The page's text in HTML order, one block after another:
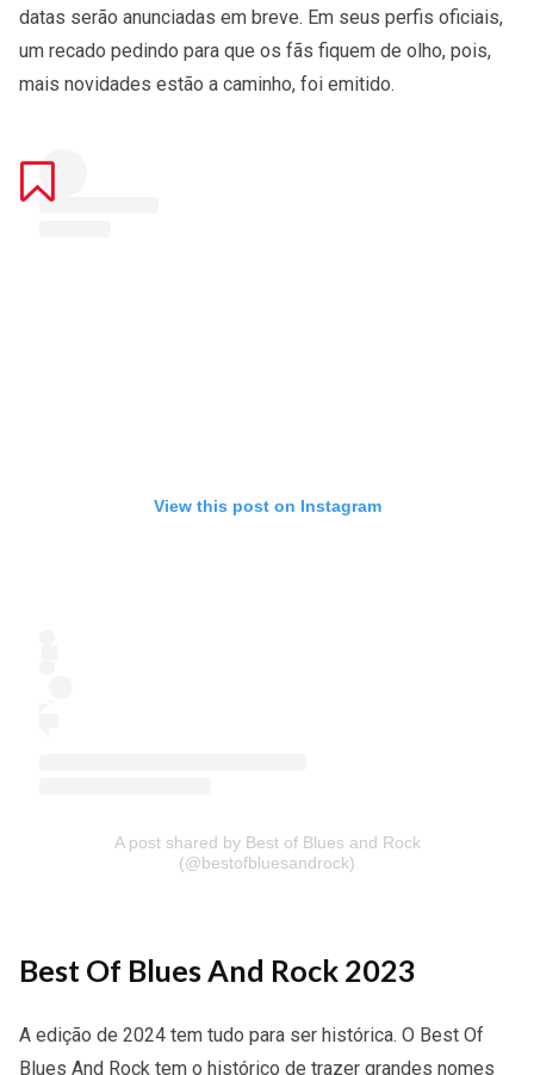
datas serão anunciadas em breve. Em seus perfis oficiais,
um recado pedindo para que os fãs fiquem de olho, pois,
mais novidades estão a caminho, foi emitido.
View this post on Instagram
A post shared by Best of Blues and Rock
(@bestofbluesandrock)
Best Of Blues And Rock 2023
A edição de 2024 tem tudo para ser histórica. O Best Of
Blues And Rock tem o histórico de trazer grandes nomes